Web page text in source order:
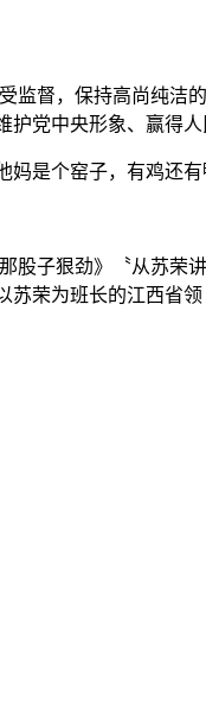
督，保持高尚纯洁
党中央形象、赢得人
是个窑子，有鸡还有
股子狠劲》〝从苏荣
荣为班长的江西省